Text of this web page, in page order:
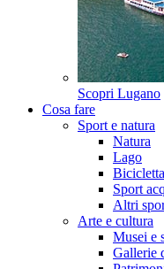
Scopri Lugano
Cosa fare
Sport e natura
Natura
Lago
Bicicletta
Sport
Altri
Arte e cultura
Musei e
Gallerie